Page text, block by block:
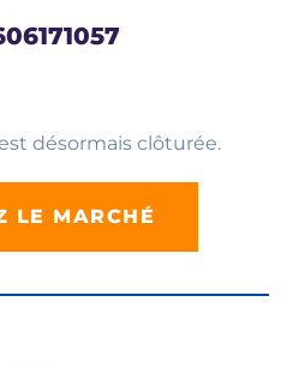
désormais clôturée.
LE MARCHÉ